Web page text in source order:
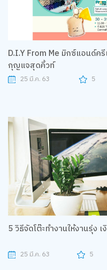
D.I.Y From Me มิกซ์แอนด์ค
กุญแจสุดคิ้วท์
25 มี.ค. 63 5
5 วิธีจัดโต๊ะทำงานให้งานรุ่ง เ
25 มี.ค. 63 5